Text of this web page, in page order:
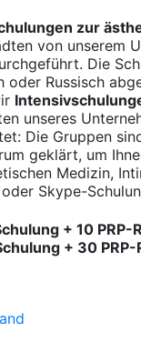
zur
von unserem
Die
oder Russisch
unseres
Die Gruppen
geklärt, um
Medizin,
Skype-
+ 10 PRP-
+ 30 PRP-